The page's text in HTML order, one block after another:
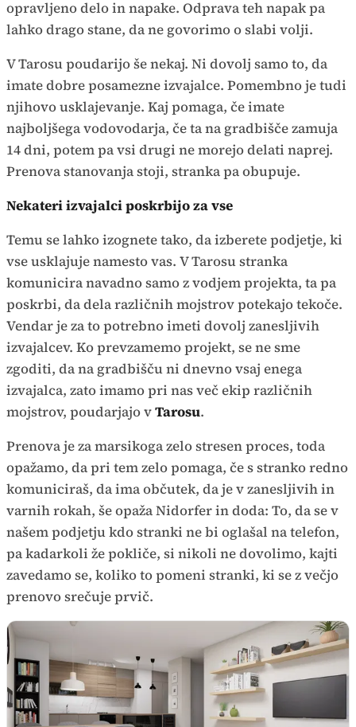
opravljeno delo in napake. Odprava teh napak pa
lahko drago stane, da ne govorimo o slabi volji.
V Tarosu poudarijo še nekaj. Ni dovolj samo to, da
imate dobre posamezne izvajalce. Pomembno je tudi
njihovo usklajevanje. Kaj pomaga, če imate
najboljšega vodovodarja, če ta na gradbišče zamuja
14 dni, potem pa vsi drugi ne morejo delati naprej.
Prenova stanovanja stoji, stranka pa obupuje.
Nekateri izvajalci poskrbijo za vse
Temu se lahko izognete tako, da izberete podjetje, ki
vse usklajuje namesto vas. V Tarosu stranka
komunicira navadno samo z vodjem projekta, ta pa
poskrbi, da dela različnih mojstrov potekajo tekoče.
Vendar je za to potrebno imeti dovolj zanesljivih
izvajalcev. Ko prevzamemo projekt, se ne sme
zgoditi, da na gradbišču ni dnevno vsaj enega
izvajalca, zato imamo pri nas več ekip različnih
mojstrov, poudarjajo vTarosu.
Prenova je za marsikoga zelo stresen proces, toda
opažamo, da pri tem zelo pomaga, če s stranko redno
komuniciraš, da ima občutek, da je v zanesljivih in
varnih rokah, še opaža Nidorfer in doda: To, da se v
našem podjetju kdo stranki ne bi oglašal na telefon,
pa kadarkoli že pokliče, si nikoli ne dovolimo, kajti
zavedamo se, koliko to pomeni stranki, ki se z večjo
prenovo srečuje prvič.